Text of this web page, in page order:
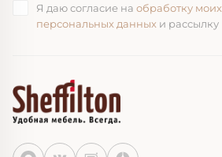
Я даю согласие на обработку моих
персональных данных и рассылку